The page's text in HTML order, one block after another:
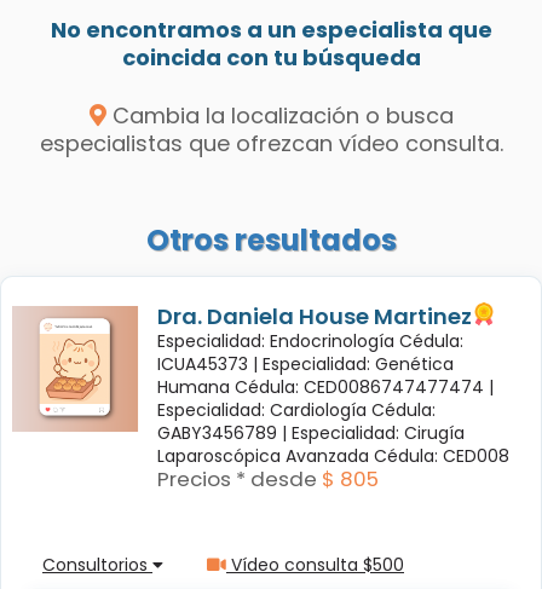
No encontramos a un especialista que
coincida con tu búsqueda
Cambia la localización o busca
especialistas que ofrezcan vídeo consulta.
Otros resultados
Dra. Daniela House Martinez
Especialidad: Endocrinología Cédula:
ICUA45373 | Especialidad: Genética
Humana Cédula: CED0086747477474 |
Especialidad: Cardiología Cédula:
GABY3456789 | Especialidad: Cirugía
Laparoscópica Avanzada Cédula: CED008
Precios * desde $ 805
Consultorios Vídeo consulta $500